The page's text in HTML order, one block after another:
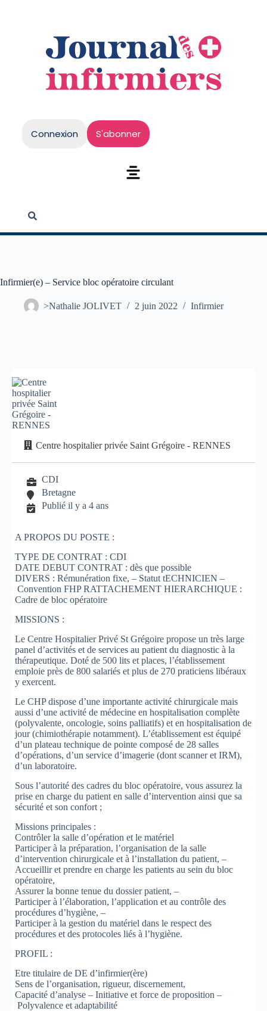
Connexion S'abonner
Infirmier(e) – Service bloc opératoire circulant
>Nathalie JOLIVET 2 juin 2022 Infirmier
Centre hospitalier privée Saint Grégoire - RENNES
CDI
Bretagne
Publié il y a 4 ans
A PROPOS DU POSTE :
TYPE DE CONTRAT : CDI
DATE DEBUT CONTRAT : dès que possible
DIVERS : Rémunération fixe, – Statut tECHNICIEN –
Convention FHP RATTACHEMENT HIERARCHIQUE :
Cadre de bloc opératoire
MISSIONS :
Le Centre Hospitalier Privé St Grégoire propose un très large
panel d’activités et de services au patient du diagnostic à la
thérapeutique. Doté de 500 lits et places, l’établissement
emploie près de 800 salariés et plus de 270 praticiens libéraux
y exercent.
Le CHP dispose d’une importante activité chirurgicale mais
aussi d’une activité de médecine en hospitalisation complète
(polyvalente, oncologie, soins palliatifs) et en hospitalisation de
jour (chimiothérapie notamment). L’établissement est équipé
d’un plateau technique de pointe composé de 28 salles
d’opérations, d’un service d’imagerie (dont scanner et IRM),
d’un laboratoire.
Sous l’autorité des cadres du bloc opératoire, vous assurez la
prise en charge du patient en salle d’intervention ainsi que sa
sécurité et son confort ;
Missions principales :
Contrôler la salle d’opération et le matériel
Participer à la préparation, l’organisation de la salle
d’intervention chirurgicale et à l’installation du patient, –
Accueillir et prendre en charge les patients au sein du bloc
opératoire,
Assurer la bonne tenue du dossier patient, –
Participer à l’élaboration, l’application et au contrôle des
procédures d’hygiène, –
Participer à la gestion du matériel dans le respect des
procédures et des protocoles liés à l’hygiène.
PROFIL :
Etre titulaire de DE d’infirmier(ère)
Sens de l’organisation, rigueur, discernement,
Capacité d’analyse – Initiative et force de proposition –
Polyvalence et adaptabilité